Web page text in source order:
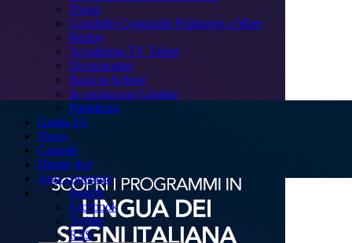
Zoom
Consiglio Comunale Polignano a Mare
Replay
Accademia TV Talent
Documentari
Back to School
In cucina con Cristina
Pubblicità
Guida TV
News
Contatti
Dirette live
Area copertura
Search
Facebook
Twitter
RSS